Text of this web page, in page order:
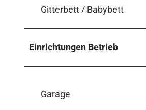
Gitterbett / Babybett
Einrichtungen Betrieb
Garage